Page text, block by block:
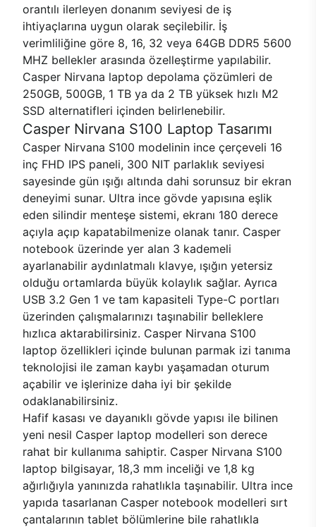
orantılı ilerleyen donanım seviyesi de iş
ihtiyaçlarına uygun olarak seçilebilir. İş
verimliliğine göre 8, 16, 32 veya 64GB DDR5 5600
MHZ bellekler arasında özelleştirme yapılabilir.
Casper Nirvana laptop depolama çözümleri de
250GB, 500GB, 1 TB ya da 2 TB yüksek hızlı M2
SSD alternatifleri içinden belirlenebilir.
Casper Nirvana S100 Laptop Tasarımı
Casper Nirvana S100 modelinin ince çerçeveli 16
inç FHD IPS paneli, 300 NIT parlaklık seviyesi
sayesinde gün ışığı altında dahi sorunsuz bir ekran
deneyimi sunar. Ultra ince gövde yapısına eşlik
eden silindir menteşe sistemi, ekranı 180 derece
açıyla açıp kapatabilmenize olanak tanır. Casper
notebook üzerinde yer alan 3 kademeli
ayarlanabilir aydınlatmalı klavye, ışığın yetersiz
olduğu ortamlarda büyük kolaylık sağlar. Ayrıca
USB 3.2 Gen 1 ve tam kapasiteli Type-C portları
üzerinden çalışmalarınızı taşınabilir belleklere
hızlıca aktarabilirsiniz. Casper Nirvana S100
laptop özellikleri içinde bulunan parmak izi tanıma
teknolojisi ile zaman kaybı yaşamadan oturum
açabilir ve işlerinize daha iyi bir şekilde
odaklanabilirsiniz.
Hafif kasası ve dayanıklı gövde yapısı ile bilinen
yeni nesil Casper laptop modelleri son derece
rahat bir kullanıma sahiptir. Casper Nirvana S100
laptop bilgisayar, 18,3 mm inceliği ve 1,8 kg
ağırlığıyla yanınızda rahatlıkla taşınabilir. Ultra ince
yapıda tasarlanan Casper notebook modelleri sırt
çantalarının tablet bölümlerine bile rahatlıkla